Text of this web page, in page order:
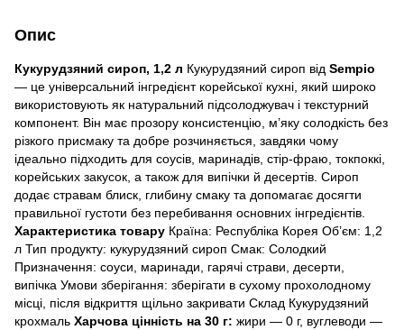
Опис
Кукурудзяний сироп, 1,2 л Кукурудзяний сироп від Sempio
— це універсальний інгредієнт корейської кухні, який широко
використовують як натуральний підсолоджувач і текстурний
компонент. Він має прозору консистенцію, м’яку солодкість без
різкого присмаку та добре розчиняється, завдяки чому
ідеально підходить для соусів, маринадів, стір-фраю, токпоккі,
корейських закусок, а також для випічки й десертів. Сироп
додає стравам блиск, глибину смаку та допомагає досягти
правильної густоти без перебивання основних інгредієнтів.
Характеристика товару Країна: Республіка Корея Об’єм: 1,2
л Тип продукту: кукурудзяний сироп Смак: Солодкий
Призначення: соуси, маринади, гарячі страви, десерти,
випічка Умови зберігання: зберігати в сухому прохолодному
місці, після відкриття щільно закривати Склад Кукурудзяний
крохмаль Харчова цінність на 30 г: жири — 0 г, вуглеводи —